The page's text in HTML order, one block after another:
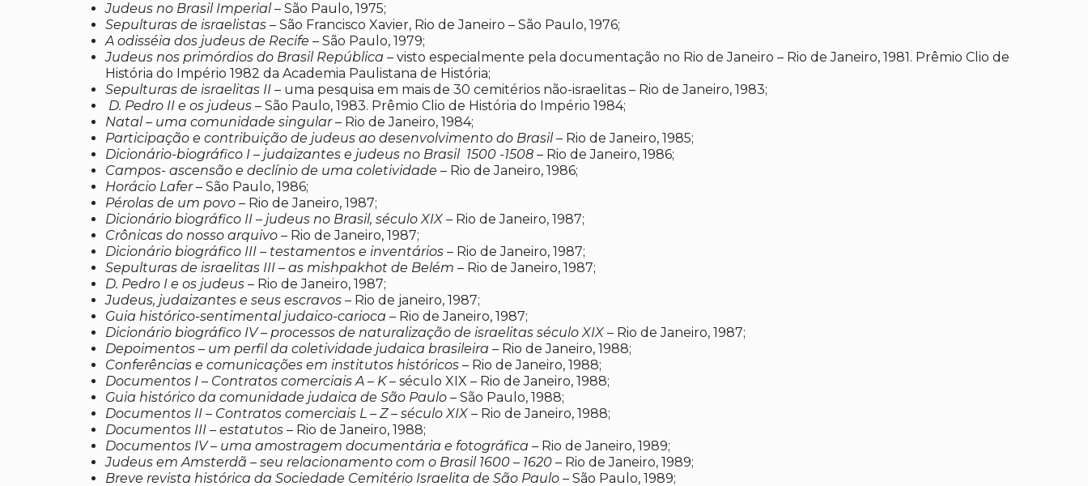
Judeus no Brasil Imperial– São Paulo, 1975;
Sepulturas de israelistas– São Francisco Xavier, Rio de Janeiro – São Paulo, 1976;
A odisséia dos judeus de Recife – São Paulo, 1979;
Judeus nos primórdios do Brasil República – visto especialmente pela documentação no Rio de Janeiro – Rio de Janeiro, 1981. Prêmio Clio de
História do Império 1982 da Academia Paulistana de História;
Sepulturas de israelitas II– uma pesquisa em mais de 30 cemitérios não-israelitas – Rio de Janeiro, 1983;
D. Pedro II e os judeus– São Paulo, 1983. Prêmio Clio de História do Império 1984;
Natal – uma comunidade singular– Rio de Janeiro, 1984;
Participação e contribuição de judeus ao desenvolvimento do Brasil– Rio de Janeiro, 1985;
Dicionário-biográfico I – judaizantes e judeus no Brasil 1500 -1508– Rio de Janeiro, 1986;
Campos- ascensão e declínio de uma coletividade – Rio de Janeiro, 1986;
Horácio Lafer– São Paulo, 1986;
Pérolas de um povo– Rio de Janeiro, 1987;
Dicionário biográfico II – judeus no Brasil, século XIX– Rio de Janeiro, 1987;
Crônicas do nosso arquivo– Rio de Janeiro, 1987;
Dicionário biográfico III – testamentos e inventários– Rio de Janeiro, 1987;
Sepulturas de israelitas III – as mishpakhot de Belém – Rio de Janeiro, 1987;
D. Pedro I e os judeus– Rio de Janeiro, 1987;
Judeus, judaizantes e seus escravos– Rio de janeiro, 1987;
Guia histórico-sentimental judaico-carioca – Rio de Janeiro, 1987;
Dicionário biográfico IV – processos de naturalização de israelitas século XIX – Rio de Janeiro, 1987;
Depoimentos – um perfil da coletividade judaica brasileira – Rio de Janeiro, 1988;
Conferências e comunicações em institutos históricos– Rio de Janeiro, 1988;
Documentos I – Contratos comerciais A – K– século XIX – Rio de Janeiro, 1988;
Guia histórico da comunidade judaica de São Paulo– São Paulo, 1988;
Documentos II – Contratos comerciais L – Z – século XIX– Rio de Janeiro, 1988;
Documentos III – estatutos– Rio de Janeiro, 1988;
Documentos IV – uma amostragem documentária e fotográfica – Rio de Janeiro, 1989;
Judeus em Amsterdã – seu relacionamento com o Brasil 1600 – 1620– Rio de Janeiro, 1989;
Breve revista histórica da Sociedade Cemitério Israelita de São Paulo– São Paulo, 1989;